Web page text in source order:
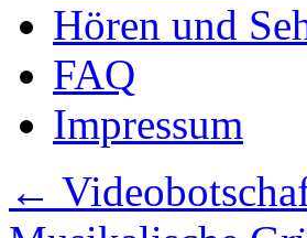
Hören und
FAQ
Impressum
←